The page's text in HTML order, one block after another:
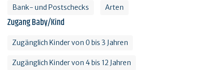
Bank- und Postschecks Arten
Zugang Baby/Kind
Zugänglich Kinder von 0 bis 3 Jahren
Zugänglich Kinder von 4 bis 12 Jahren